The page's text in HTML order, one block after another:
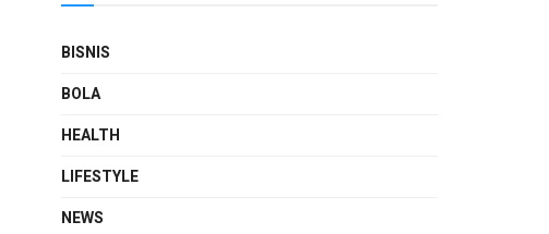
BISNIS
BOLA
HEALTH
LIFESTYLE
NEWS